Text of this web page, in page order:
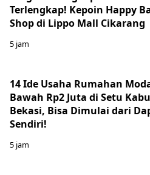
Terlengkap! Kepoin Happy
Shop di Lippo Mall Cikarang
5 jam
14 Ide Usaha Rumahan
Bawah Rp2 Juta di Setu
Bekasi, Bisa Dimulai dari
Sendiri!
5 jam